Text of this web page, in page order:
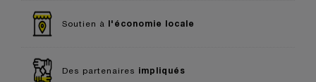
Soutien à l'économie locale
Des partenaires impliqués